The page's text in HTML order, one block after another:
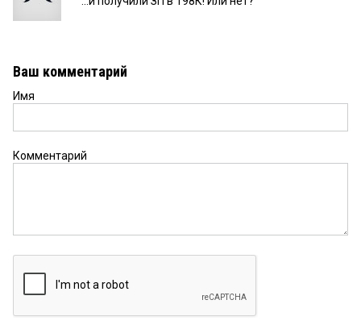
Ваш комментарий
Имя
Комментарий